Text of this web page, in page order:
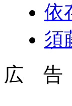
依
須
広 告